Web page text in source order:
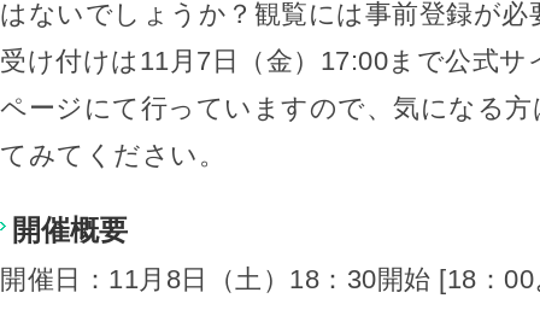
はないでしょうか？観覧には事前登録が必
受け付けは11月7日（金）17:00まで公式サ
ページにて行っていますので、気になる
てみてください。
開催概要
開催日：11月8日（土）18：30開始 [18：